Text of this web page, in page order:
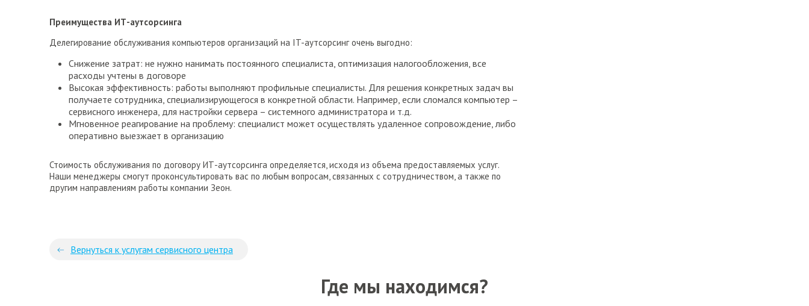
Преимущества ИТ-аутсорсинга
Делегирование обслуживания компьютеров организаций на IT-аутсорсинг очень выгодно:
Снижение затрат: не нужно нанимать постоянного специалиста, оптимизация налогообложения, все
расходы учтены в договоре
Высокая эффективность: работы выполняют профильные специалисты. Для решения конкретных задач вы
получаете сотрудника, специализирующегося в конкретной области. Например, если сломался компьютер –
сервисного инженера, для настройки сервера – системного администратора и т.д.
Мгновенное реагирование на проблему: специалист может осуществлять удаленное сопровождение, либо
оперативно выезжает в организацию
Стоимость обслуживания по договору ИТ-аутсорсинга определяется, исходя из объема предоставляемых услуг.
Наши менеджеры смогут проконсультировать вас по любым вопросам, связанных с сотрудничеством, а также по
другим направлениям работы компании Зеон.
Вернуться к услугам сервисного центра
Где мы находимся?